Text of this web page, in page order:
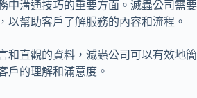
中溝通技巧的重要方面。滅蟲公司需要
以幫助客戶了解服務的內容和流程。
和直觀的資料，滅蟲公司可以有效地簡
戶的理解和滿意度。